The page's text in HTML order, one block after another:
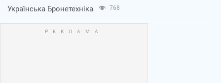
Українська Бронетехніка 768